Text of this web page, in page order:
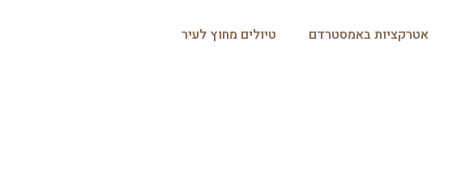
אטרקציות באמסטרדם
טיולים מחוץ לעיר